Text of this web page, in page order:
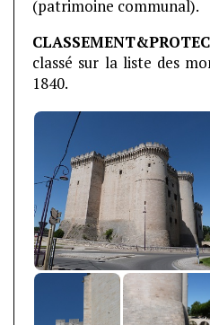
(patrimoine communal).
classé sur la liste des
1840.